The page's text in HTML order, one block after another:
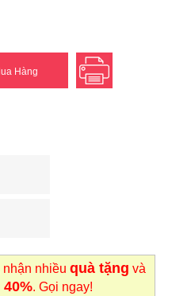
nhận nhiều quà tặng và
40%. Gọi ngay!